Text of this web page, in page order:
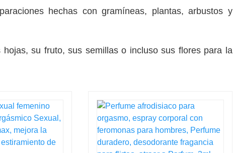
hechas con gramíneas, plantas, arbustos y
su fruto, sus semillas o incluso sus flores para la